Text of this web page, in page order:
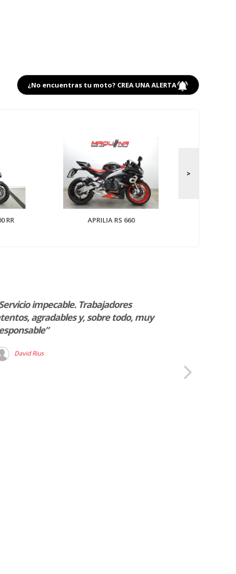
¿No encuentras tu moto? CREA UNA ALERTA
RR APRILIA RS 660
impecable. Trabajadores
agradables y, sobre todo, muy
David Rius